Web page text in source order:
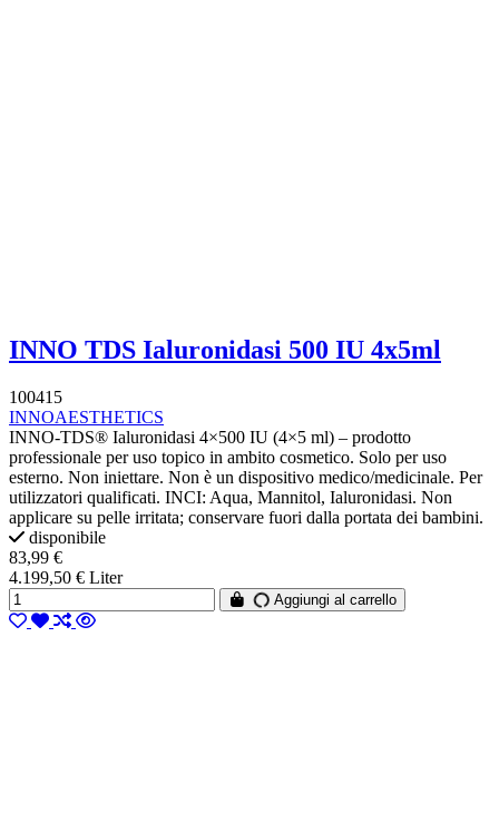
INNO TDS Ialuronidasi 500 IU 4x5ml
100415
INNOAESTHETICS
INNO-TDS® Ialuronidasi 4×500 IU (4×5 ml) – prodotto
professionale per uso topico in ambito cosmetico. Solo per uso
esterno. Non iniettare. Non è un dispositivo medico/medicinale. Per
utilizzatori qualificati. INCI: Aqua, Mannitol, Ialuronidasi. Non
applicare su pelle irritata; conservare fuori dalla portata dei bambini.
disponibile
83,99 €
4.199,50 € Liter
Aggiungi al carrello